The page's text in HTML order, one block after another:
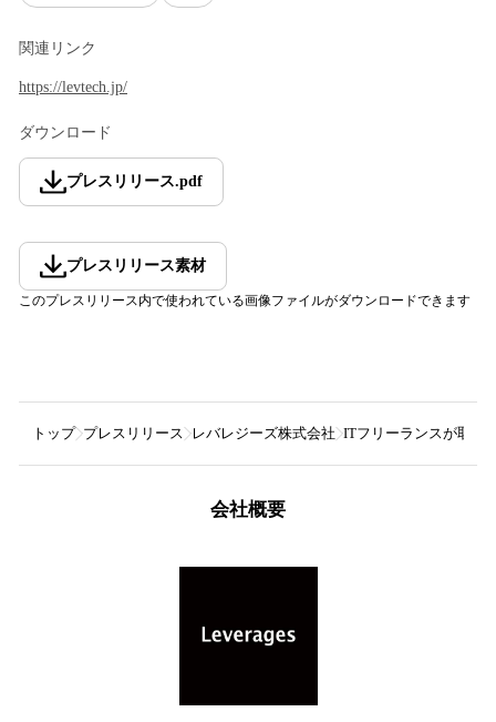
関連リンク
https://levtech.jp/
ダウンロード
プレスリリース.pdf
プレスリリース素材
このプレスリリース内で使われている画像ファイルがダウンロードできます
トップ プレスリリース レバレジーズ株式会社 ITフリーランスが取引
会社概要